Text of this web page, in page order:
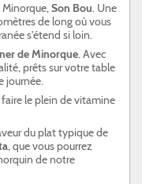
Minorque,Son Bou. Une
de long où vous
s'étend si loin.
de Minorque. Avec
prêts sur votre table
journée.
faire le plein de vitamine
du plat typique de
, que vous pourrez
de notre